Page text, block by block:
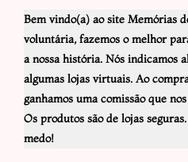
Bem vindo(a) ao site Memórias
voluntária, fazemos o melhor
a nossa história. Nós indicamos
algumas lojas virtuais. Ao
ganhamos uma comissão que
Os produtos são de lojas
medo!